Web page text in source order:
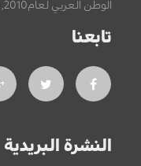
الوطن العربي لعام2010,
تابعنا
النشرة البريدية